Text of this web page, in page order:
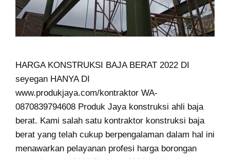
HARGA KONSTRUKSI BAJA BERAT 2022 DI
seyegan HANYA DI
www.produkjaya.com/kontraktor WA-
0870839794608 Produk Jaya konstruksi ahli baja
berat. Kami salah satu kontraktor konstruksi baja
berat yang telah cukup berpengalaman dalam hal ini
menawarkan pelayanan profesi harga borongan